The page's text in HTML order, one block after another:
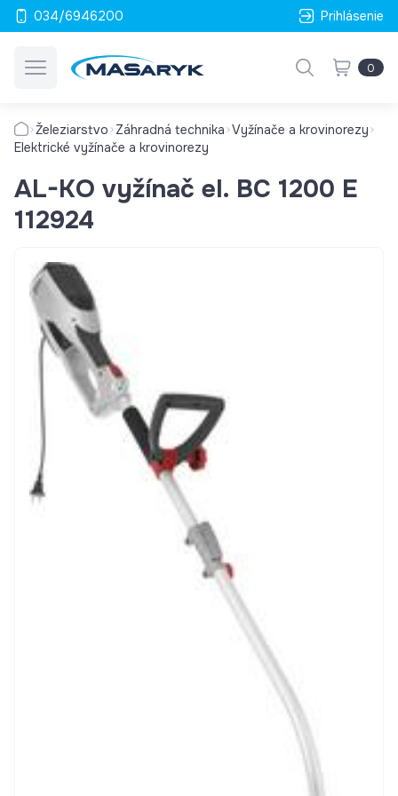
034/6946200 Prihlásenie
0
Železiarstvo Záhradná technika Vyžínače a krovinorezy
Elektrické vyžínače a krovinorezy
AL-KO vyžínač el. BC 1200 E
112924